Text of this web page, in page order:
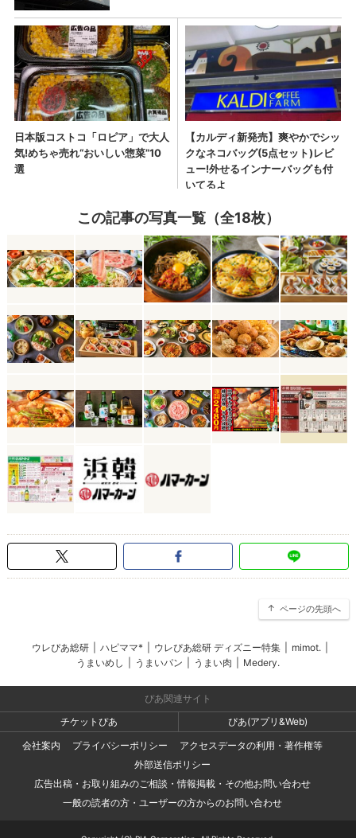
この記事の写真一覧（全18枚）
ページの先頭へ
ウレぴあ総研 ハピママ* ウレぴあ総研 ディズニー特集 mimot.
うまいめし
うまいパン うまい肉 Medery.
ぴあ関連サイト
チケットぴあ
ぴあ(アプリ&Web)
会社案内
プライバシーポリシー
アクセスデータの利用・著作権等
外部送信ポリシー
広告出稿・お取り組みのご相談・情報掲載・その他お問い合わせ
一般の読者の方・ユーザーの方からのお問い合わせ